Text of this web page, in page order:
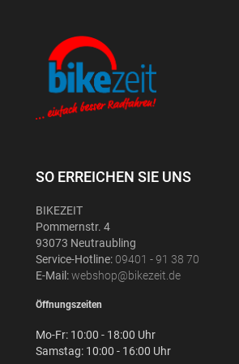
SO ERREICHEN SIE UNS
BIKEZEIT
Pommernstr. 4
93073 Neutraubling
Service-Hotline: 09401 - 91 38 70
E-Mail:webshop@bikezeit.de
Öffnungszeiten
Mo-Fr: 10:00 - 18:00 Uhr
Samstag: 10:00 - 16:00 Uhr